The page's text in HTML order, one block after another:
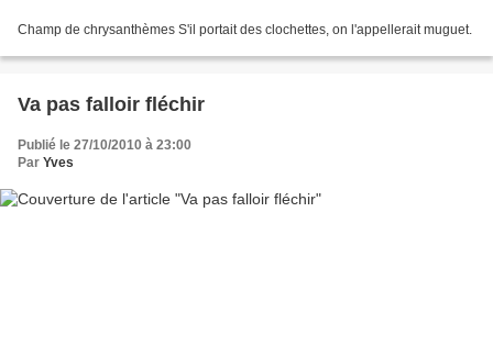
Champ de chrysanthèmes S'il portait des clochettes, on l'appellerait muguet.
Va pas falloir fléchir
Publié le 27/10/2010 à 23:00
Par Yves